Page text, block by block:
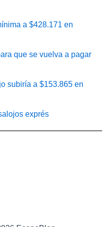
a $428.171 en
que se vuelva a pagar
subiría a $153.865 en
exprés